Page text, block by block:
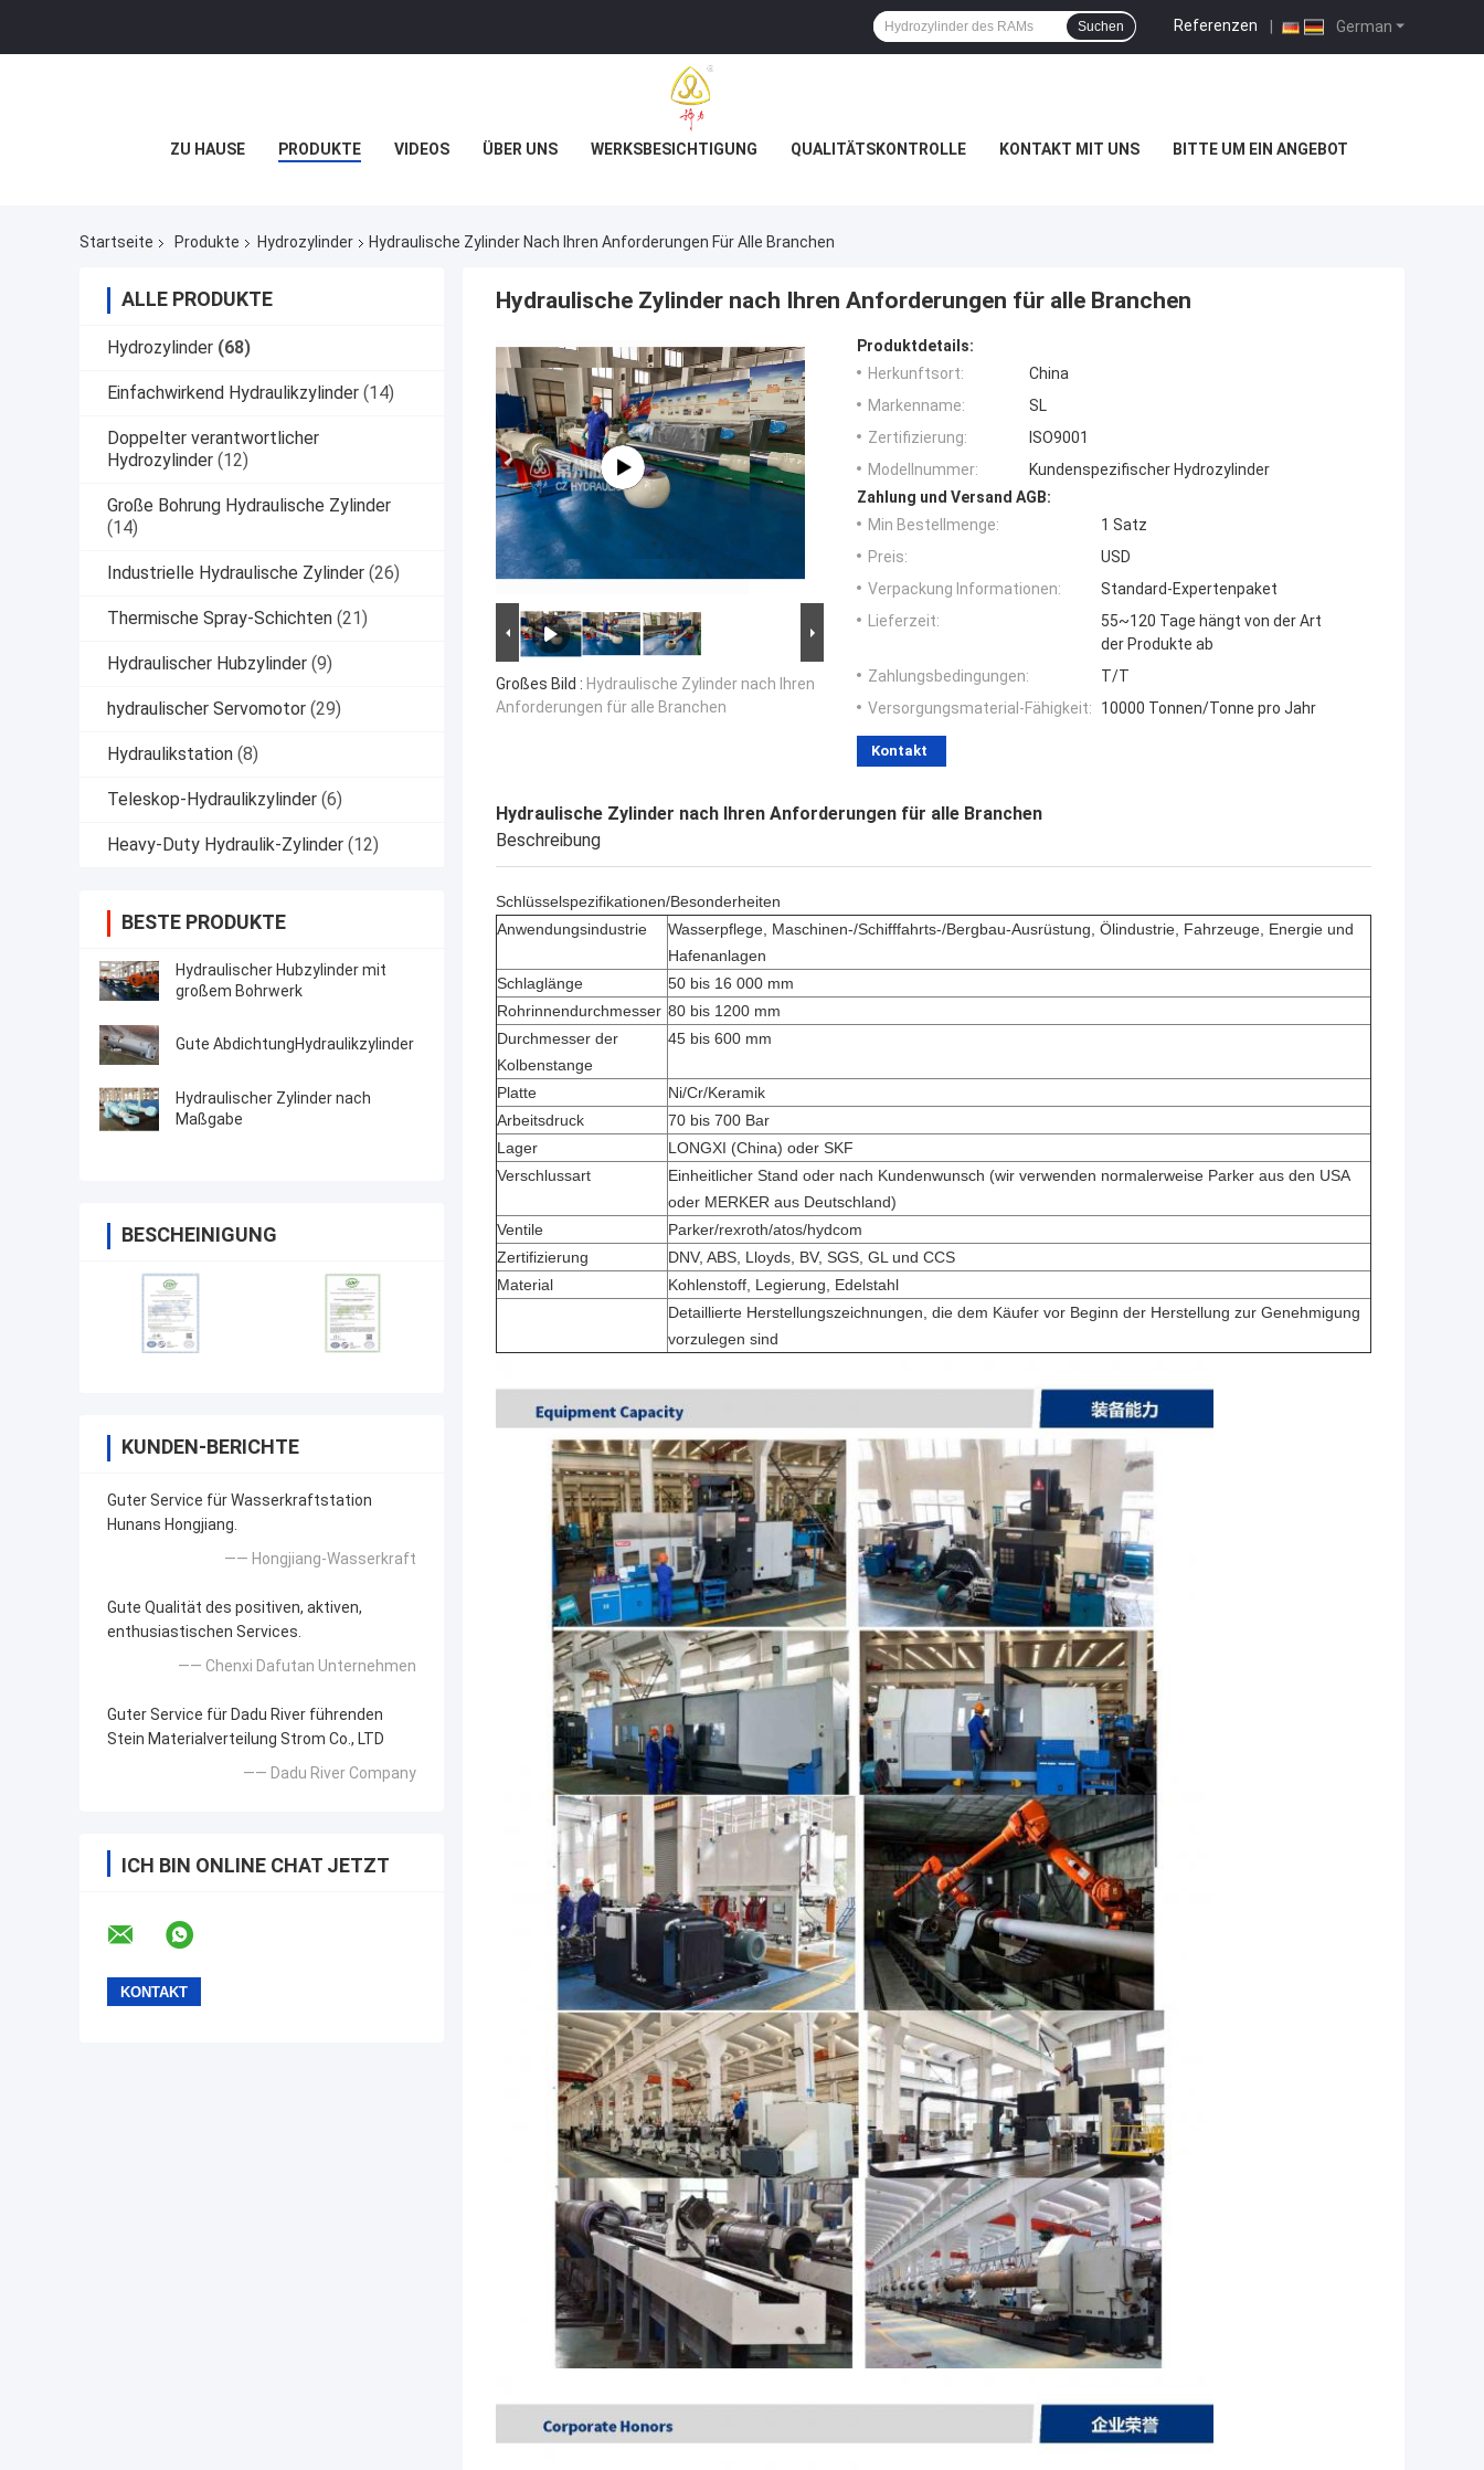
German
Referenzen |
Suchen
ZU HAUSE PRODUKTE VIDEOS ÜBER UNS WERKSBESICHTIGUNG QUALITÄTSKONTROLLE KONTAKT MIT UNS BITTE UM EIN ANGEBOT
Startseite Produkte Hydrozylinder Hydraulische Zylinder Nach Ihren Anforderungen Für Alle Branchen
ALLE PRODUKTE
Hydrozylinder (68)
Einfachwirkend Hydraulikzylinder (14)
Doppelter verantwortlicher
Hydrozylinder (12)
Große Bohrung Hydraulische Zylinder
(14)
Industrielle Hydraulische Zylinder (26)
Thermische Spray-Schichten (21)
Hydraulischer Hubzylinder (9)
hydraulischer Servomotor (29)
Hydraulikstation (8)
Teleskop-Hydraulikzylinder (6)
Heavy-Duty Hydraulik-Zylinder (12)
BESTE PRODUKTE
Hydraulischer Hubzylinder mit
großem Bohrwerk
Gute AbdichtungHydraulikzylinder
Hydraulischer Zylinder nach
Maßgabe
BESCHEINIGUNG
KUNDEN-BERICHTE
Guter Service für Wasserkraftstation
Hunans Hongjiang.
—— Hongjiang-Wasserkraft
Gute Qualität des positiven, aktiven,
enthusiastischen Services.
—— Chenxi Dafutan Unternehmen
Guter Service für Dadu River führenden
Stein Materialverteilung Strom Co., LTD
—— Dadu River Company
ICH BIN ONLINE CHAT JETZT
Hydraulische Zylinder nach Ihren Anforderungen für alle Branchen
Großes Bild : Hydraulische Zylinder nach Ihren
Anforderungen für alle Branchen
Produktdetails:
Herkunftsort:
China
Markenname:
SL
Zertifizierung:
ISO9001
Modellnummer:
Kundenspezifischer Hydrozylinder
Zahlung und Versand AGB:
Min Bestellmenge:
1 Satz
Preis:
USD
Verpackung Informationen:
Standard-Expertenpaket
Lieferzeit:
55~120 Tage hängt von der Art
der Produkte ab
Zahlungsbedingungen:
T/T
Versorgungsmaterial-Fähigkeit:
10000 Tonnen/Tonne pro Jahr
Kontakt
Hydraulische Zylinder nach Ihren Anforderungen für alle Branchen
Beschreibung
Schlüsselspezifikationen/Besonderheiten
Anwendungsindustrie
Wasserpflege, Maschinen-/Schifffahrts-/Bergbau-Ausrüstung, Ölindustrie, Fahrzeuge, Energie und
Hafenanlagen
Schlaglänge
50 bis 16 000 mm
Rohrinnendurchmesser 80 bis 1200 mm
Durchmesser der
Kolbenstange
45 bis 600 mm
Platte
Ni/Cr/Keramik
Arbeitsdruck
70 bis 700 Bar
Lager
LONGXI (China) oder SKF
Verschlussart
Einheitlicher Stand oder nach Kundenwunsch (wir verwenden normalerweise Parker aus den USA
oder MERKER aus Deutschland)
Ventile
Parker/rexroth/atos/hydcom
Zertifizierung
DNV, ABS, Lloyds, BV, SGS, GL und CCS
Material
Kohlenstoff, Legierung, Edelstahl
Detaillierte Herstellungszeichnungen, die dem Käufer vor Beginn der Herstellung zur Genehmigung
vorzulegen sind